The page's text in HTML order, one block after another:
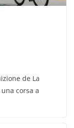
de La
corsa a